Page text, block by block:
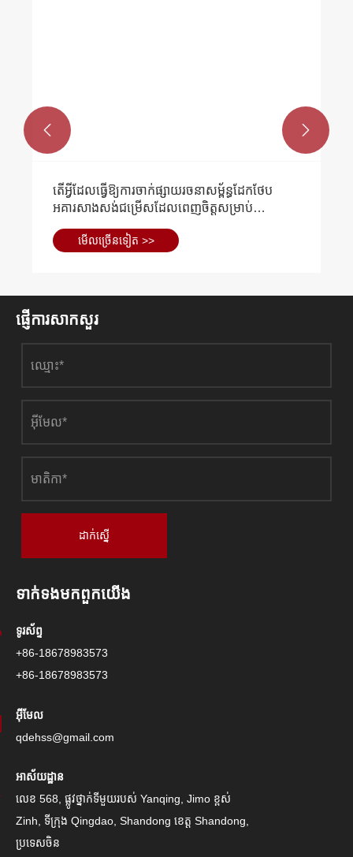
តើអ្វីដែលធ្វើឱ្យការចាក់ផ្សាយរចនាសម្ព័ន្ធដែកថែប
អគារសាងសង់ជម្រើសដែលពេញចិត្តសម្រាប់
មើល​ច្រើន​ទៀត >>
 
ផ្ញើការសាកសួរ
ដាក់ស្នើ
ទាក់ទង​មក​ពួក​យើង
ទូរស័ព្ទ
+86-18678983573
+86-18678983573
អ៊ីមែល
qdehss@gmail.com
អាស័យដ្ឋាន
លេខ 568, ផ្លូវថ្នាក់ទីមួយរបស់ Yanqing, Jimo ខ្ពស់
Zinh, ទីក្រុង Qingdao, Shandong ខេត្ត Shandong,
ប្រទេសចិន